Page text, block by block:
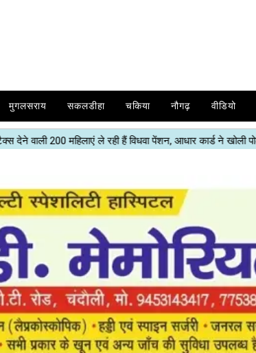
मुगलसराय सकलडीहा चकिया नौगढ़ वीडियो